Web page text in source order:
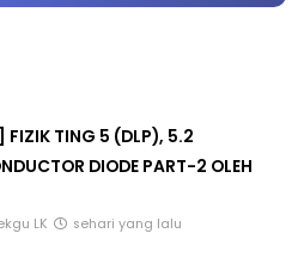
FIZIK TING 5 (DLP), 5.2
DIODE PART-2 OLEH
LK sehari yang lalu